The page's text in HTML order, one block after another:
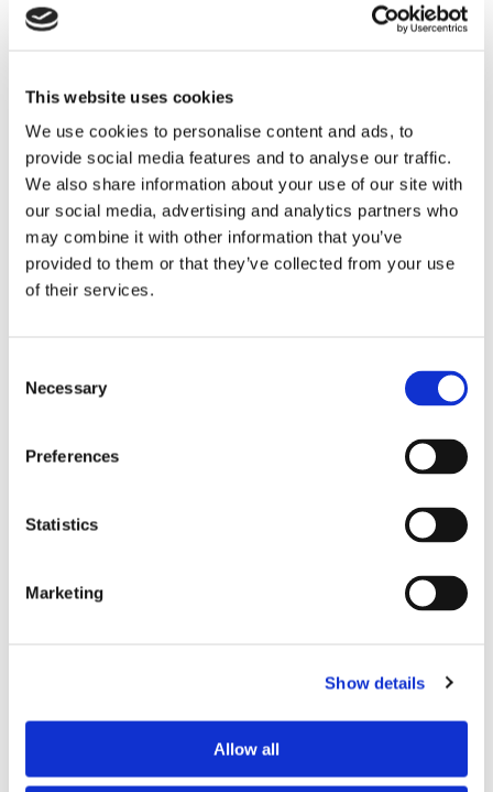
This website uses cookies
We use cookies to personalise content and ads, to
provide social media features and to analyse our traffic.
We also share information about your use of our site with
our social media, advertising and analytics partners who
may combine it with other information that you’ve
provided to them or that they’ve collected from your use
of their services.
Selection
Necessary
Preferences
Statistics
Marketing
Show details
Allow all
Lars ”Lasse” Fransén
Blå genväg ska bana väg för